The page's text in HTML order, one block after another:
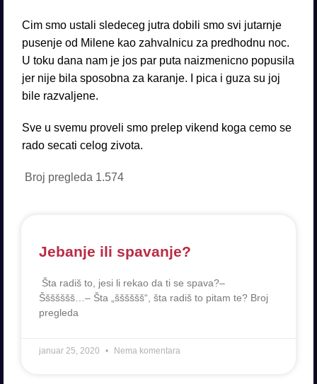
Cim smo ustali sledeceg jutra dobili smo svi jutarnje
pusenje od Milene kao zahvalnicu za predhodnu noc.
U toku dana nam je jos par puta naizmenicno popusila
jer nije bila sposobna za karanje. I pica i guza su joj
bile razvaljene.
Sve u svemu proveli smo prelep vikend koga cemo se
rado secati celog zivota.
Broj pregleda 1.574
Jebanje ili spavanje?
Šta radiš to, jesi li rekao da ti se spava?–
Ššššššš…– Šta „šššššš“, šta radiš to pitam te? Broj
pregleda
januar 25, 2020 Nema komentara